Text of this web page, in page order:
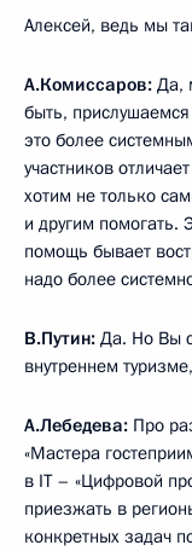
Алексей, ведь мы
А.Комиссаров: Да,
быть,
это более
участников
хотим не только
и другим
помощь бывает
надо более
В.Путин: Да. Но Вы
внутреннем
А.Лебедева: Про
«Мастера
в IT – «Цифровой
приезжать в
конкретных задач